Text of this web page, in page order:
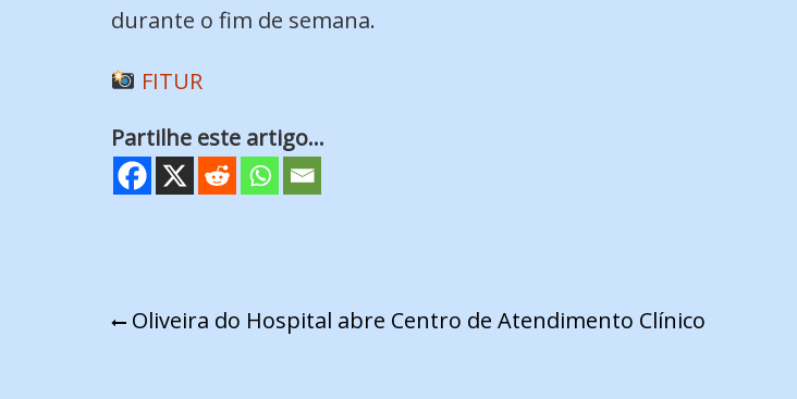
durante o fim de semana.
FITUR
Partilhe este artigo...
Navegação
Oliveira do Hospital abre Centro de Atendimento Clínico